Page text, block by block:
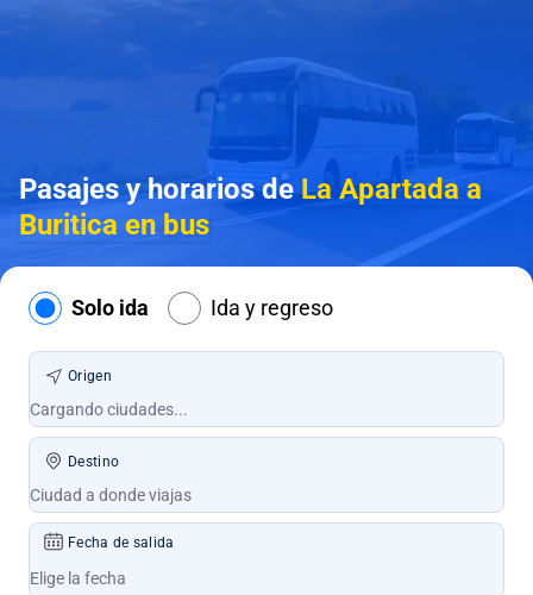
Pasajes y horarios deLa Apartada a
Buritica en bus
Solo ida Ida y regreso
Origen
Destino
Fecha de salida